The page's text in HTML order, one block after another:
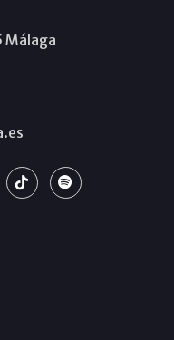
Málaga